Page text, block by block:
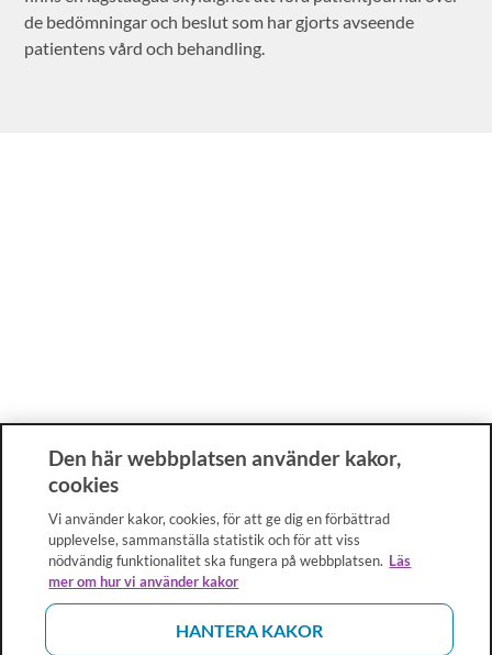
de bedömningar och beslut som har gjorts avseende
patientens vård och behandling.
Den här webbplatsen använder kakor,
cookies
Vi använder kakor, cookies, för att ge dig en förbättrad
upplevelse, sammanställa statistik och för att viss
nödvändig funktionalitet ska fungera på webbplatsen. Läs
mer om hur vi använder kakor
HANTERA KAKOR